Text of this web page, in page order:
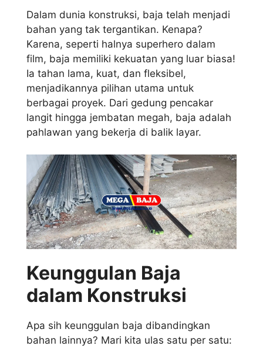
Dalam dunia konstruksi, baja telah menjadi
bahan yang tak tergantikan. Kenapa?
Karena, seperti halnya superhero dalam
film, baja memiliki kekuatan yang luar biasa!
Ia tahan lama, kuat, dan fleksibel,
menjadikannya pilihan utama untuk
berbagai proyek. Dari gedung pencakar
langit hingga jembatan megah, baja adalah
pahlawan yang bekerja di balik layar.
Keunggulan Baja
dalam Konstruksi
Apa sih keunggulan baja dibandingkan
bahan lainnya? Mari kita ulas satu per satu: